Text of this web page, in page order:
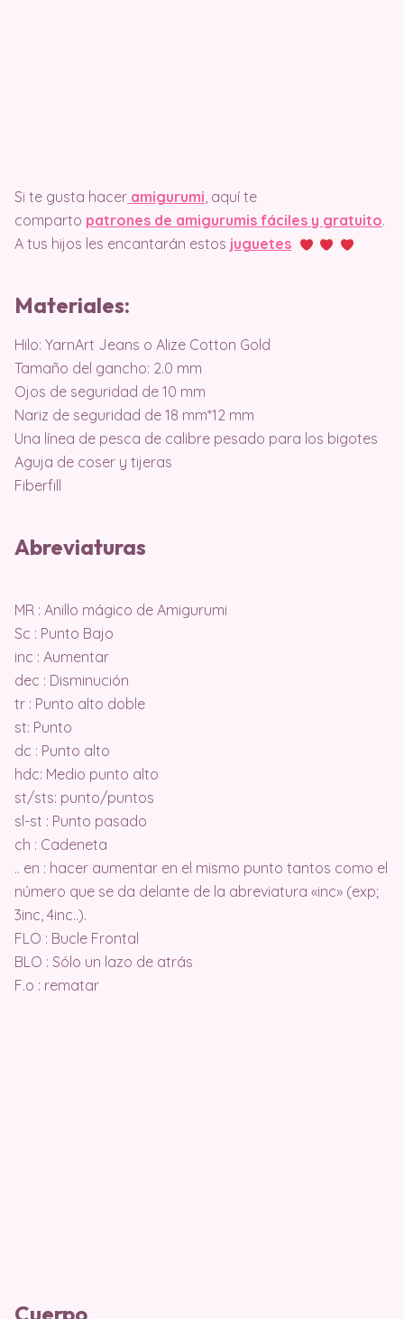
Si te gusta hacer amigurumi, aquí te
comparto patrones de amigurumis fáciles y gratuito.
A tus hijos les encantarán estos juguetes
Materiales:
Hilo: YarnArt Jeans o Alize Cotton Gold
Tamaño del gancho: 2.0 mm
Ojos de seguridad de 10 mm
Nariz de seguridad de 18 mm*12 mm
Una línea de pesca de calibre pesado para los bigotes
Aguja de coser y tijeras
Fiberfill
Abreviaturas
MR : Anillo mágico de Amigurumi
Sc : Punto Bajo
inc : Aumentar
dec : Disminución
tr : Punto alto doble
st: Punto
dc : Punto alto
hdc: Medio punto alto
st/sts: punto/puntos
sl-st : Punto pasado
ch : Cadeneta
.. en : hacer aumentar en el mismo punto tantos como el
número que se da delante de la abreviatura «inc» (exp;
3inc, 4inc..).
FLO : Bucle Frontal
BLO : Sólo un lazo de atrás
F.o : rematar